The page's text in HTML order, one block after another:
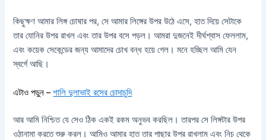
কিছুক্ষণ আমার লিঙ্গ চোষার পর, সে আমার লিঙ্গের উপর উঠে এসে, হাত দিয়ে সেটাকে
তার যোনির উপর রাখল এবং তার উপর বসে পড়ল। আমরা দুজনেই দীর্ঘশ্বাস ফেললাম,
এবং কয়েক সেকেন্ডের জন্য আমাদের চোখ বন্ধ হয়ে গেল। মনে হচ্ছিল আমি যেন
স্বর্গে আছি।
এটাও পড়ুন – শালি দুলাভাই রসের চোদাচুদি
আর আমি নিশ্চিত যে সেও ঠিক একই রকম অনুভব করছিল। তারপর সে লিঙ্গটার উপর
ওঠানামা করতে শুরু করল। আমিও আমার হাত তার পাছার উপর রাখলাম এবং নিচ থেকে